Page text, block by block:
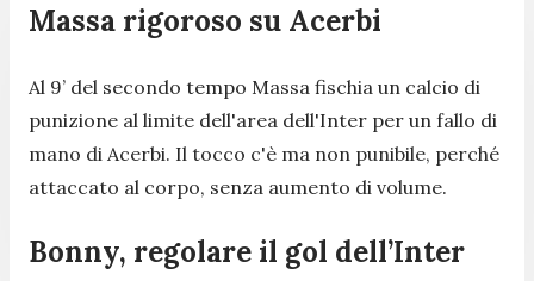
Massa rigoroso su Acerbi
Al 9’ del secondo tempo Massa fischia un calcio di
punizione al limite dell'area dell'Inter per un fallo di
mano di Acerbi. Il tocco c'è ma non punibile, perché
attaccato al corpo, senza aumento di volume.
Bonny, regolare il gol dell’Inter